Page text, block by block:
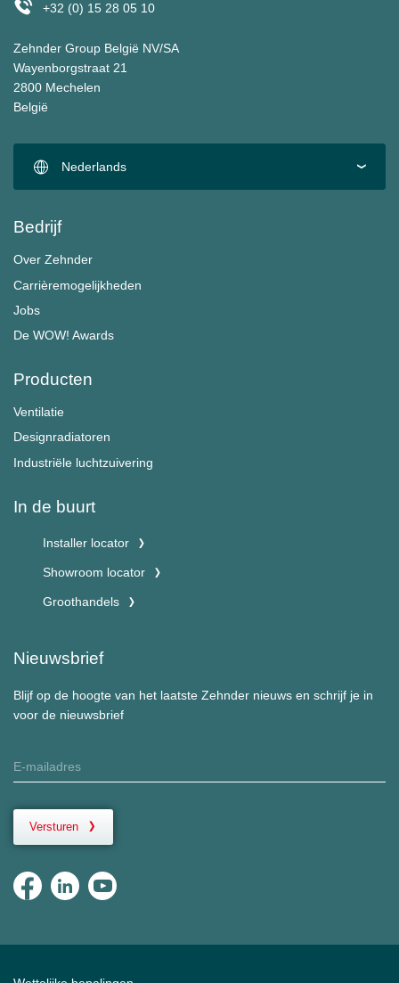
+32 (0) 15 28 05 10
Zehnder Group België NV/SA
Wayenborgstraat 21
2800 Mechelen
België
Nederlands
Bedrijf
Over Zehnder
Carrièremogelijkheden
Jobs
De WOW! Awards
Producten
Ventilatie
Designradiatoren
Industriële luchtzuivering
In de buurt
Installer locator
Showroom locator
Groothandels
Nieuwsbrief
Blijf op de hoogte van het laatste Zehnder nieuws en schrijf je in
voor de nieuwsbrief
Versturen